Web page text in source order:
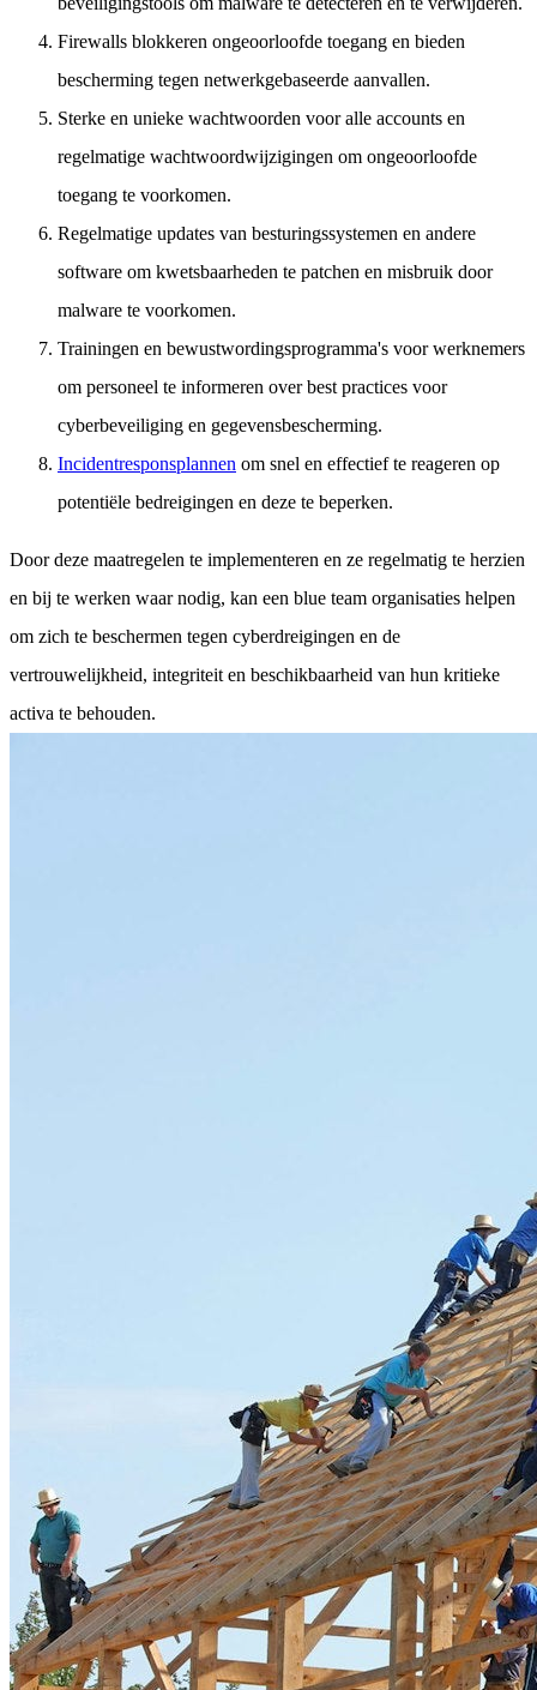
Firewalls blokkeren ongeoorloofde toegang en bieden
bescherming tegen netwerkgebaseerde aanvallen.
Sterke en unieke wachtwoorden voor alle accounts en
regelmatige wachtwoordwijzigingen om ongeoorloofde
toegang te voorkomen.
Regelmatige updates van besturingssystemen en andere
software om kwetsbaarheden te patchen en misbruik door
malware te voorkomen.
Trainingen en bewustwordingsprogramma's voor werknemers
om personeel te informeren over best practices voor
cyberbeveiliging en gegevensbescherming.
Incidentresponsplannen om snel en effectief te reageren op
potentiële bedreigingen en deze te beperken.
Door deze maatregelen te implementeren en ze regelmatig te herzien
en bij te werken waar nodig, kan een blue team organisaties helpen
om zich te beschermen tegen cyberdreigingen en de
vertrouwelijkheid, integriteit en beschikbaarheid van hun kritieke
activa te behouden.